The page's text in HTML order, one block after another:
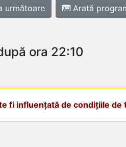
următoare Arată
ora 22:10
fi influențată de condițiile de